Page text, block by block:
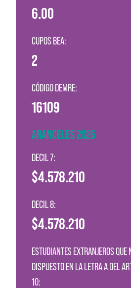
6.00
CUPOS BEA:
2
CÓDIGO DEMRE:
16109
ARANCELES 2026
DECIL 7:
$4.578.210
DECIL 8:
$4.578.210
ESTUDIANTES EXTRANJEROS
DISPUESTO EN LA LETRA A DEL
10: